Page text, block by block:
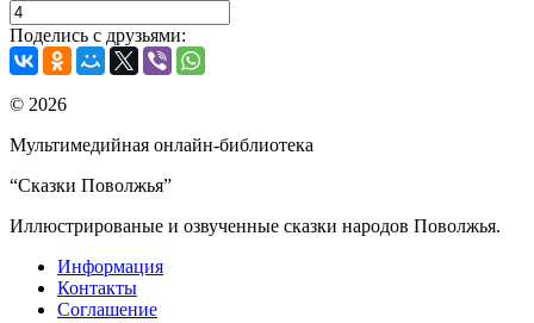
Поделись с друзьями:
© 2026
Мультимедийная онлайн-библиотека
“Сказки Поволжья”
Иллюстрированые и озвученные сказки народов Поволжья.
Информация
Контакты
Соглашение